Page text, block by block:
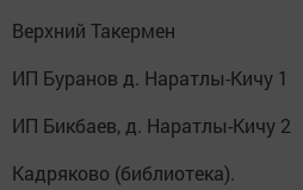
Верхний Такермен
ИП Буранов д. Наратлы-Кичу 1
ИП Бикбаев, д. Наратлы-Кичу 2
Кадряково (библиотека).